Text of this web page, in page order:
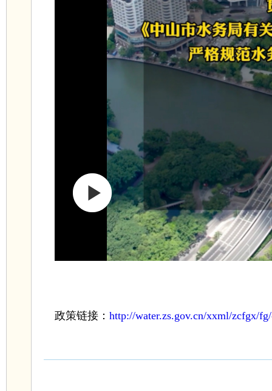
政策链接： http://water.zs.gov.cn/xxml/zcfgx/